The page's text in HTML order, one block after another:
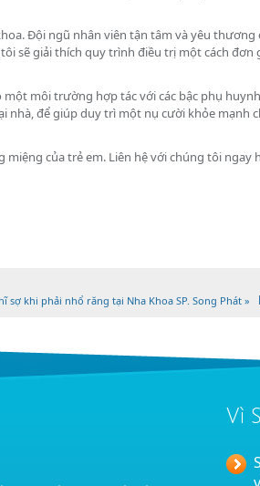
Đội ngũ nhân viên tận tâm và yêu thương
sẽ giải thích quy trình điều trị một cách đơn
một môi trường hợp tác với các bậc phụ
nhà, để giúp duy trì một nụ cười khỏe mạnh
miệng của trẻ em. Liên hệ với chúng tôi ngay
sợ khi phải nhổ răng tại Nha Khoa SP. Song Phát »
Vì